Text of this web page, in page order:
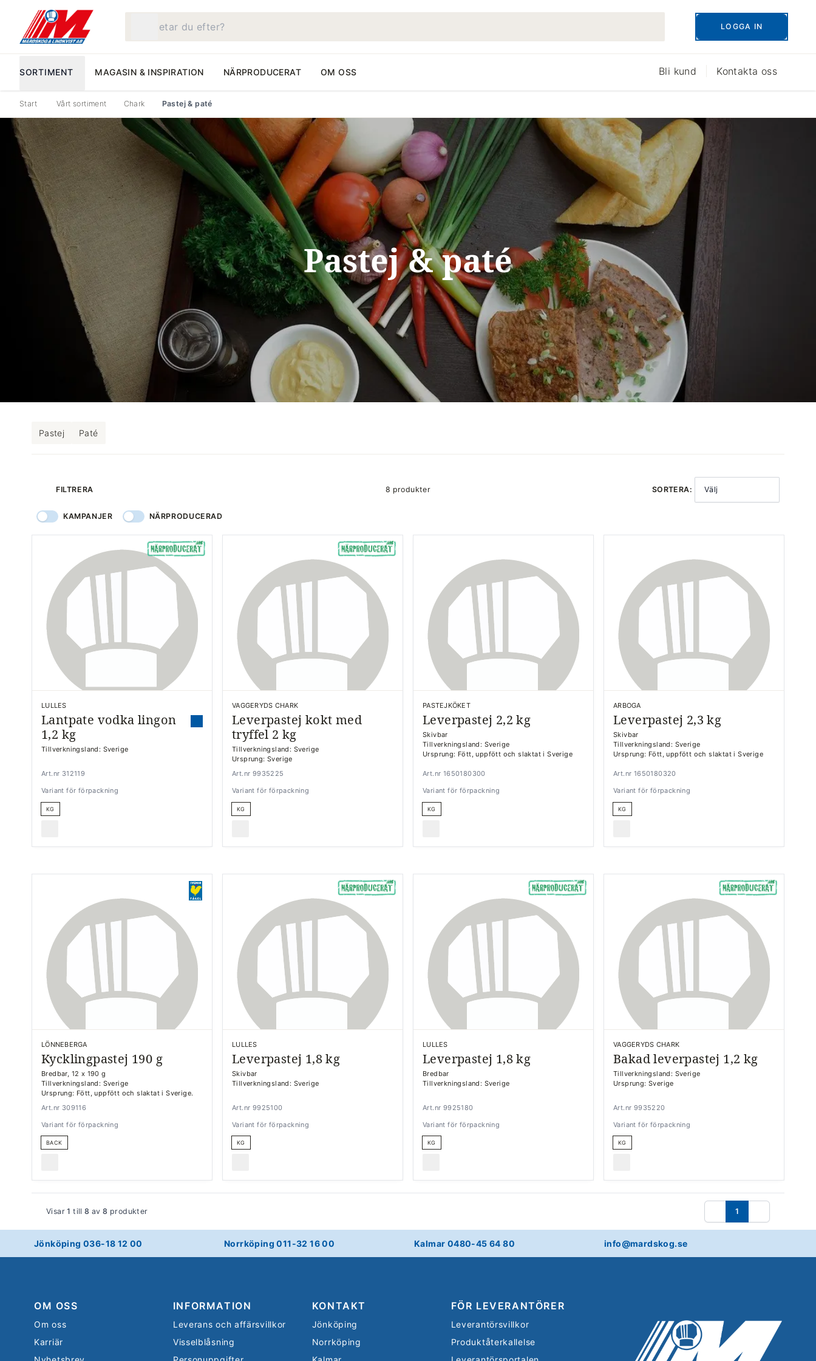
LOGGA IN
SORTIMENT MAGASIN & INSPIRATION NÄRPRODUCERAT OM OSS Bli kund Kontakta oss
Start Vårt sortiment Chark Pastej & paté
Pastej & paté
Pastej Paté
FILTRERA 8 produkter SORTERA: Välj
KAMPANJER NÄRPRODUCERAD
LULLES
Lantpate vodka lingon
1,2 kg
Tillverkningsland: Sverige
Art.nr 312119
Variant för förpackning
KG
VAGGERYDS CHARK
Leverpastej kokt med
tryffel 2 kg
Tillverkningsland: Sverige
Ursprung: Sverige
Art.nr 9935225
Variant för förpackning
KG
PASTEJKÖKET
Leverpastej 2,2 kg
Skivbar
Tillverkningsland: Sverige
Ursprung: Fött, uppfött och slaktat i Sverige
Art.nr 1650180300
Variant för förpackning
KG
ARBOGA
Leverpastej 2,3 kg
Skivbar
Tillverkningsland: Sverige
Ursprung: Fött, uppfött och slaktat i Sverige
Art.nr 1650180320
Variant för förpackning
KG
LÖNNEBERGA
Kycklingpastej 190 g
Bredbar, 12 x 190 g
Tillverkningsland: Sverige
Ursprung: Fött, uppfött och slaktat i Sverige.
Art.nr 309116
Variant för förpackning
BACK
LULLES
Leverpastej 1,8 kg
Skivbar
Tillverkningsland: Sverige
Art.nr 9925100
Variant för förpackning
KG
LULLES
Leverpastej 1,8 kg
Bredbar
Tillverkningsland: Sverige
Art.nr 9925180
Variant för förpackning
KG
VAGGERYDS CHARK
Bakad leverpastej 1,2 kg
Tillverkningsland: Sverige
Ursprung: Sverige
Art.nr 9935220
Variant för förpackning
KG
Visar1 till8 av8 produkter
Föregående
1
Nästa
Jönköping 036-18 12 00 Norrköping 011-32 16 00 Kalmar 0480-45 64 80 info@mardskog.se
OM OSS
Om oss
Karriär
INFORMATION
Leverans och affärsvillkor
Visselblåsning
KONTAKT
Jönköping
Norrköping
FÖR LEVERANTÖRER
Leverantörsvillkor
Produktåterkallelse